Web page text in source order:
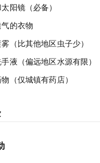
阳镜（必备）
的衣物
（比其他地区虫子少）
液（偏远地区水源有限）
（仅城镇有药店）